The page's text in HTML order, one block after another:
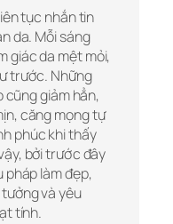
tục nhắn tin
da. Mỗi sáng
giác da mệt mỏi,
trước. Những
cũng giảm hẳn,
căng mọng tự
phúc khi thấy
bởi trước đây
pháp làm đẹp,
và yêu
tính.